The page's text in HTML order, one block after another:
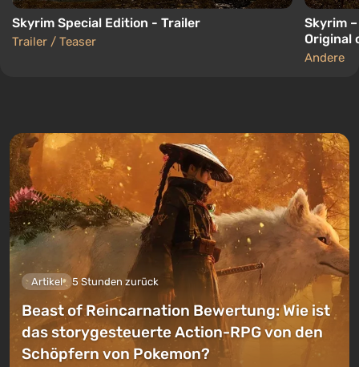
Skyrim Special Edition - Trailer
Trailer / Teaser
Skyrim
Original
Andere
Artikel 5 Stunden zurück
Beast of Reincarnation Bewertung: Wie ist
das storygesteuerte Action-RPG von den
Schöpfern von Pokemon?